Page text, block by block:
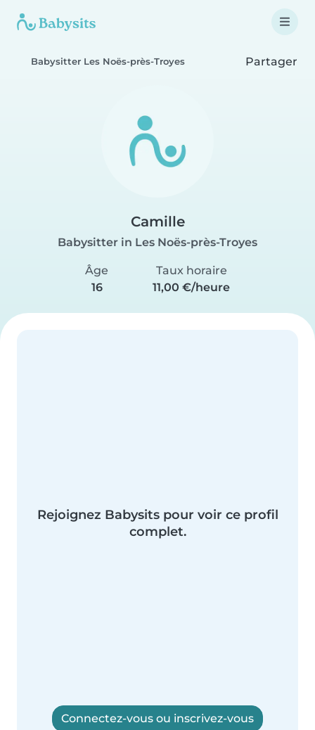
Babysitter Les Noës-près-Troyes Partager
Camille
Babysitter in Les Noës-près-Troyes
Âge
16
Taux horaire
11,00 €/heure
Rejoignez Babysits pour voir ce profil
complet.
Connectez-vous ou inscrivez-vous